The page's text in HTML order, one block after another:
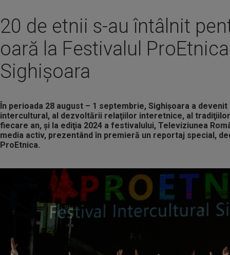
20 de etnii s-au întâlnit
oară la Festivalul
Sighişoara
În perioada 28 august – 1 septembrie, Sighişoara a
intercultural, al dezvoltării relaţiilor interetnice, al
fiecare an, şi la ediţia 2024 a festivalului, Televiziunea
media activ, prezentând în premieră un reportaj special,
ProEtnica.